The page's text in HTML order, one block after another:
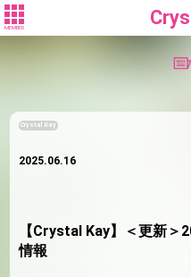
MEMBER
Crystal Kay
2025.06.16
【Crystal Kay】＜更新＞
情報